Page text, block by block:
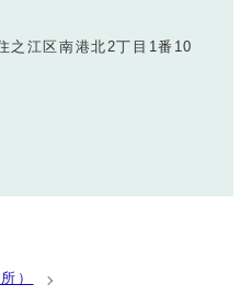
江区南港北2丁目1番10
）